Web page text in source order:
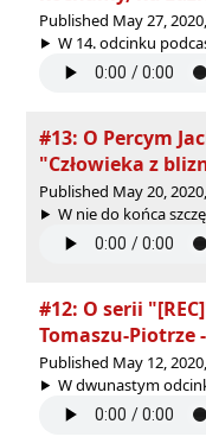
Published May 27,
W 14. odcinku
#13: O Percym
"Człowieka z
Published May 20,
W nie do końca
#12: O serii
Tomaszu-Piotrze
Published May 12,
W dwunastym